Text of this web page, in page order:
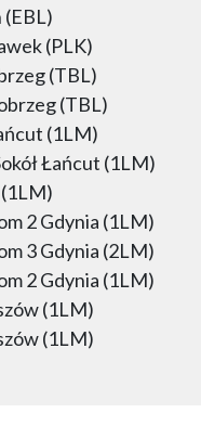
(EBL)
(PLK)
(TBL)
(TBL)
(1LM)
Łańcut (1LM)
2 Gdynia (1LM)
3 Gdynia (2LM)
2 Gdynia (1LM)
(1LM)
(1LM)